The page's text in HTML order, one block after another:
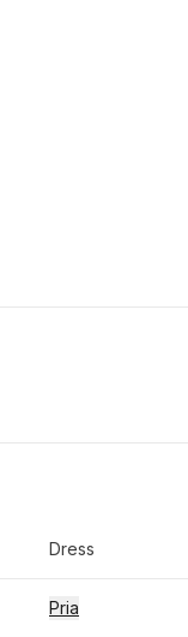
Dress
Pria